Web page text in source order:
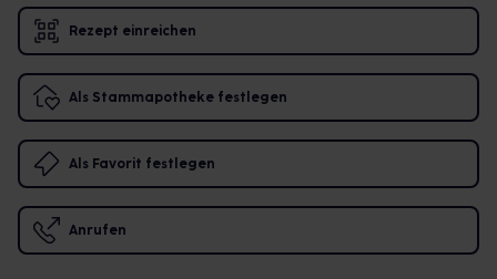
Rezept einreichen
Als Stammapotheke festlegen
Als Favorit festlegen
Anrufen